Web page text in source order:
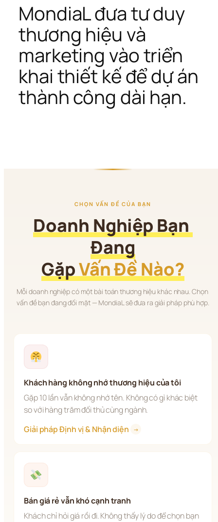
MondiaL đưa tư duy
thương hiệu và
marketing vào triển
khai thiết kế để dự án
thành công dài hạn.
CHỌN VẤN ĐỀ CỦA BẠN
Doanh Nghiệp Bạn
Đang
Gặp Vấn Đề Nào?
Mỗi doanh nghiệp có một bài toán thương hiệu khác nhau. Chọn
vấn đề bạn đang đối mặt — MondiaL sẽ đưa ra giải pháp phù hợp.
Khách hàng không nhớ thương hiệu của tôi
Gặp 10 lần vẫn không nhớ tên. Không có gì khác biệt
so với hàng trăm đối thủ cùng ngành.
Giải pháp Định vị & Nhận diện
→
Bán giá rẻ vẫn khó cạnh tranh
Khách chỉ hỏi giá rồi đi. Không thấy lý do để chọn bạn